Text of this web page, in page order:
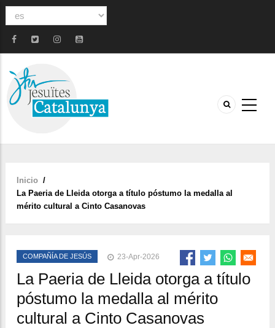
Select
language
Sobrescribir
enlaces
de
a
la
navegación
Inicio /
La Paeria de Lleida otorga a título póstumo la medalla al
mérito cultural a Cinto Casanovas
COMPAÑÍA DE JESÚS 23-Apr-2026
La Paeria de Lleida otorga a título
póstumo la medalla al mérito
cultural a Cinto Casanovas